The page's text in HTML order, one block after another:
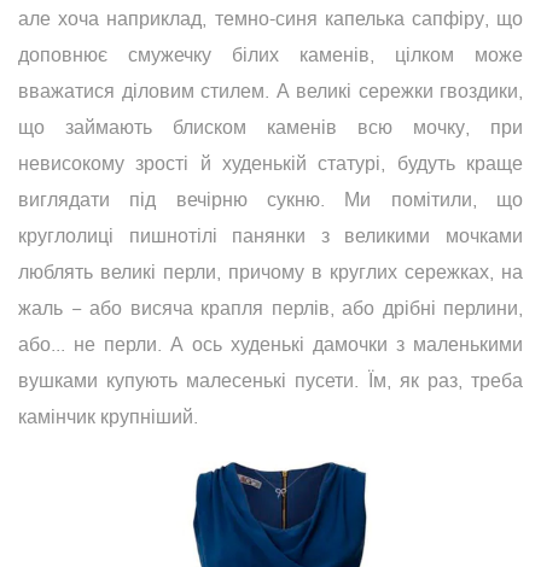
але хоча наприклад, темно-синя капелька сапфіру, що
доповнює смужечку білих каменів, цілком може
вважатися діловим стилем. А великі сережки гвоздики,
що займають блиском каменів всю мочку, при
невисокому зрості й худенькій статурі, будуть краще
виглядати під вечірню сукню. Ми помітили, що
круглолиці пишнотілі панянки з великими мочками
люблять великі перли, причому в круглих сережках, на
жаль − або висяча крапля перлів, або дрібні перлини,
або... не перли. А ось худенькі дамочки з маленькими
вушками купують малесенькі пусети. Їм, як раз, треба
камінчик крупніший.